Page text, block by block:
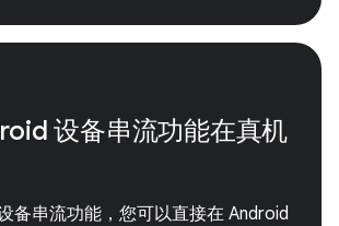
设备串流功能在真机
备串流功能，您可以直接在 Android